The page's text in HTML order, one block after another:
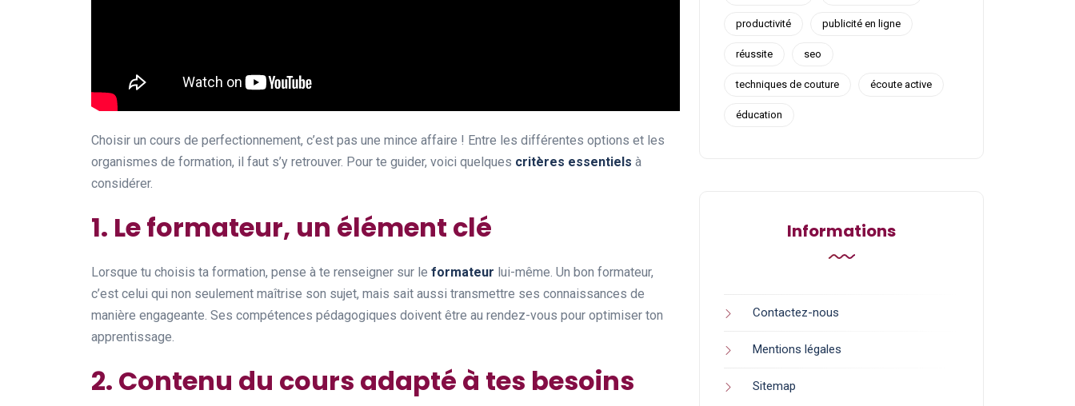
Choisir un cours de perfectionnement, c’est pas une mince affaire ! Entre les différentes options et les
organismes de formation, il faut s’y retrouver. Pour te guider, voici quelques critères essentiels à
considérer.
1. Le formateur, un élément clé
Lorsque tu choisis ta formation, pense à te renseigner sur le formateur lui-même. Un bon formateur,
c’est celui qui non seulement maîtrise son sujet, mais sait aussi transmettre ses connaissances de
manière engageante. Ses compétences pédagogiques doivent être au rendez-vous pour optimiser ton
apprentissage.
2. Contenu du cours adapté à tes besoins
productivité publicité en ligne
réussite seo
techniques de couture écoute active
éducation
Informations
Contactez-nous
Mentions légales
Sitemap